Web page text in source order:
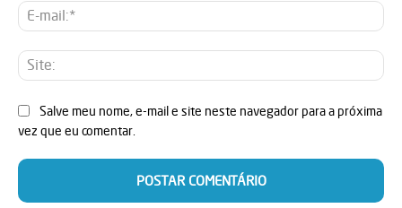
E-
Salve meu nome, e-mail e site neste navegador para a próxima
vez que eu comentar.